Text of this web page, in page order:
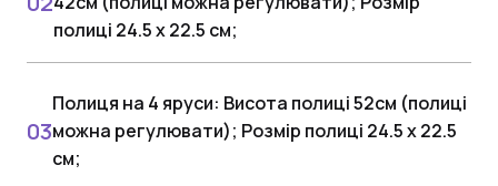
полиці 24.5 х 22.5 см;
Полиця на 4 яруси: Висота полиці 52см (полиці
можна регулювати); Розмір полиці 24.5 х 22.5
см;